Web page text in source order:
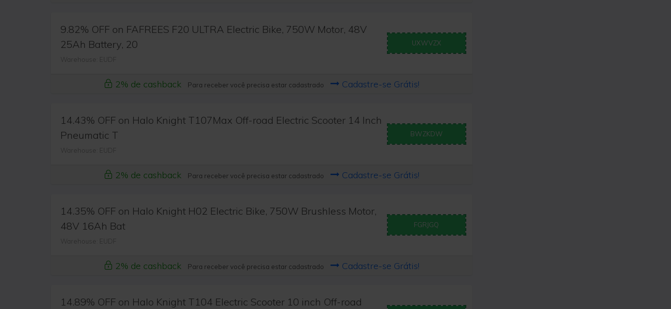
9.82% OFF on FAFREES F20 ULTRA Electric Bike, 750W Motor, 48V
25Ah Battery, 20
Warehouse: EUDF
UXWVZX
2% de cashback Para receber você precisa estar cadastrado Cadastre-se Grátis!
14.43% OFF on Halo Knight T107Max Off-road Electric Scooter 14 Inch
Pneumatic T
Warehouse: EUDF
BWZKDW
2% de cashback Para receber você precisa estar cadastrado Cadastre-se Grátis!
14.35% OFF on Halo Knight H02 Electric Bike, 750W Brushless Motor,
48V 16Ah Bat
Warehouse: EUDF
FGRJGQ
2% de cashback Para receber você precisa estar cadastrado Cadastre-se Grátis!
14.89% OFF on Halo Knight T104 Electric Scooter 10 inch Off-road